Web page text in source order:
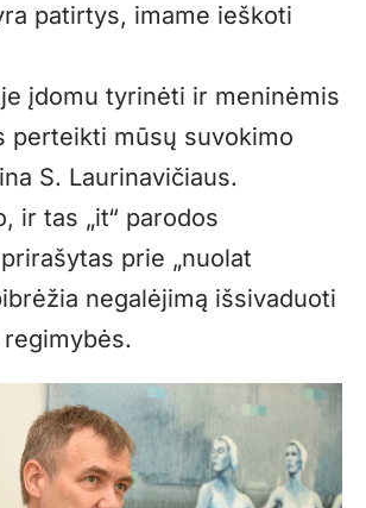
patirtys, imame ieškoti
įdomu tyrinėti ir meninėmis
perteikti mūsų suvokimo
S. Laurinavičiaus.
ir tas „it“ parodos
prie „nuolat
negalėjimą išsivaduoti